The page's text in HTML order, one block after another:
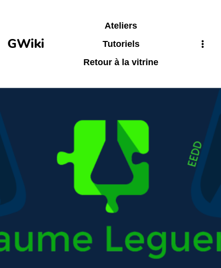
GWiki
Ateliers
Tutoriels
Retour à la vitrine